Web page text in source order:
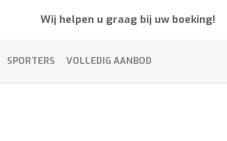
Wij helpen u graag bij uw boeking!
SPORTERS VOLLEDIG AANBOD